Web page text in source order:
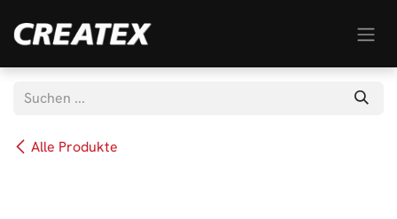
Alle Produkte